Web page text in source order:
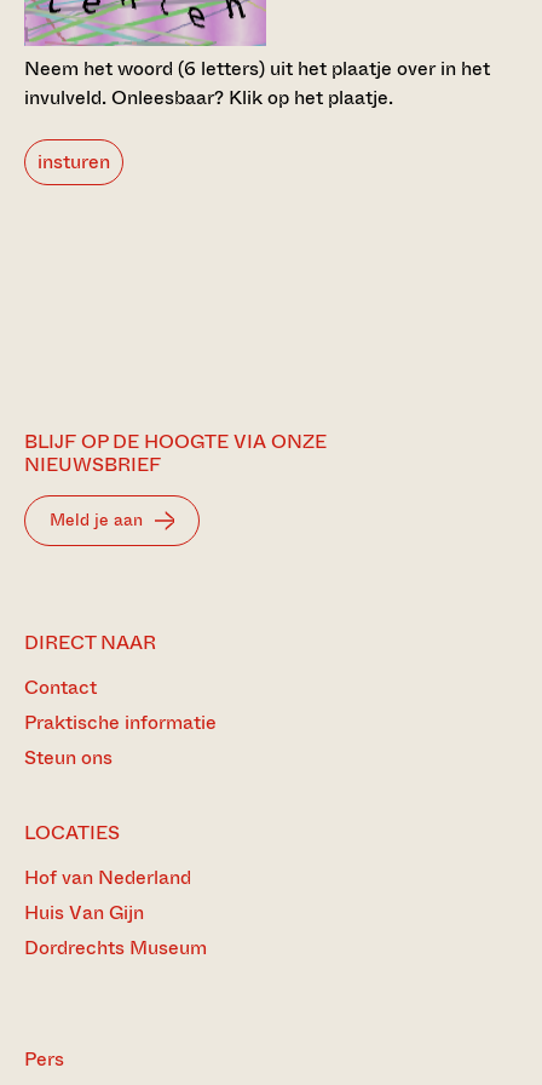
Neem het woord (6 letters) uit het plaatje over in het
invulveld.Onleesbaar? Klik op het plaatje.
insturen
BLIJF OP DE HOOGTE VIA ONZE
NIEUWSBRIEF
Meld je aan
DIRECT NAAR
Contact
Praktische informatie
Steun ons
LOCATIES
Hof van Nederland
Huis Van Gijn
Dordrechts Museum
Pers